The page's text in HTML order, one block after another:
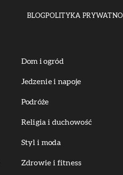
BLOGPOLITYKA
Dom i ogród
Jedzenie i napoje
Podróże
Religia i duchowość
Styl i moda
Zdrowie i fitness